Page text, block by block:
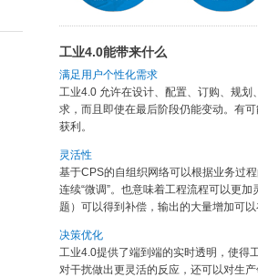
工业4.0能带来什么
满足用户个性化需求
工业4.0 允许在设计、配置、订购、规
求，而且即使在最后阶段仍能变动。有
获利。
灵活性
基于CPS的自组织网络可以根据业务过
连续“微调”。也意味着工程流程可以更
题）可以得到补偿，输出的大量增加可
决策优化
工业4.0提供了端到端的实时透明，使得
对干扰做出更灵活的反应，还可以对生